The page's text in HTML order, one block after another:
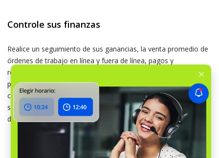
Controle sus finanzas
Realice un seguimiento de sus ganancias, la venta promedio de
órdenes de trabajo en línea y fuera de línea, pagos y
reembolsos a los clientes. Analice su flujo de efectivo para
planificar su presupuesto para períodos futuros. Automatice el
cálculo de impuestos sobre las ventas, facture a los clientes en
segundos y sincronice los datos financieros con su plataforma
de contabilidad favorita.